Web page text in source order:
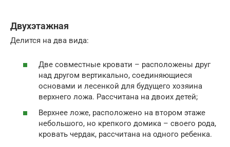
Двухэтажная
Делится на два вида:
Две совместные кровати – расположены друг
над другом вертикально, соединяющиеся
основами и лесенкой для будущего хозяина
верхнего ложа. Рассчитана на двоих детей;
Верхнее ложе, расположено на втором этаже
небольшого, но крепкого домика – своего рода,
кровать чердак, рассчитана на одного ребенка.